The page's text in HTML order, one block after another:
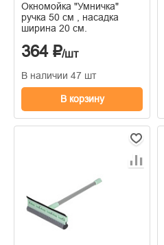
Окномойка "Умничка"
ручка 50 см , насадка
ширина 20 см.
364 ₽/шт
В наличии 47 шт
В корзину